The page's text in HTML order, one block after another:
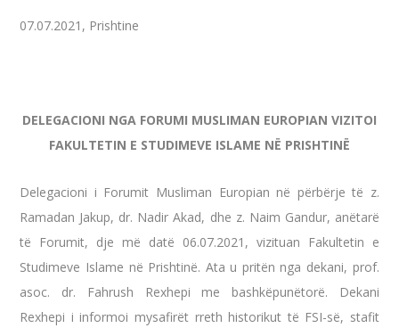
07.07.2021, Prishtine
DELEGACIONI NGA FORUMI MUSLIMAN EUROPIAN VIZITOI
FAKULTETIN E STUDIMEVE ISLAME NË PRISHTINË
Delegacioni i Forumit Musliman Europian në përbërje të z.
Ramadan Jakup, dr. Nadir Akad, dhe z. Naim Gandur, anëtarë
të Forumit, dje më datë 06.07.2021, vizituan Fakultetin e
Studimeve Islame në Prishtinë. Ata u pritën nga dekani, prof.
asoc. dr. Fahrush Rexhepi me bashkëpunëtorë. Dekani
Rexhepi i informoi mysafirët rreth historikut të FSI-së, stafit